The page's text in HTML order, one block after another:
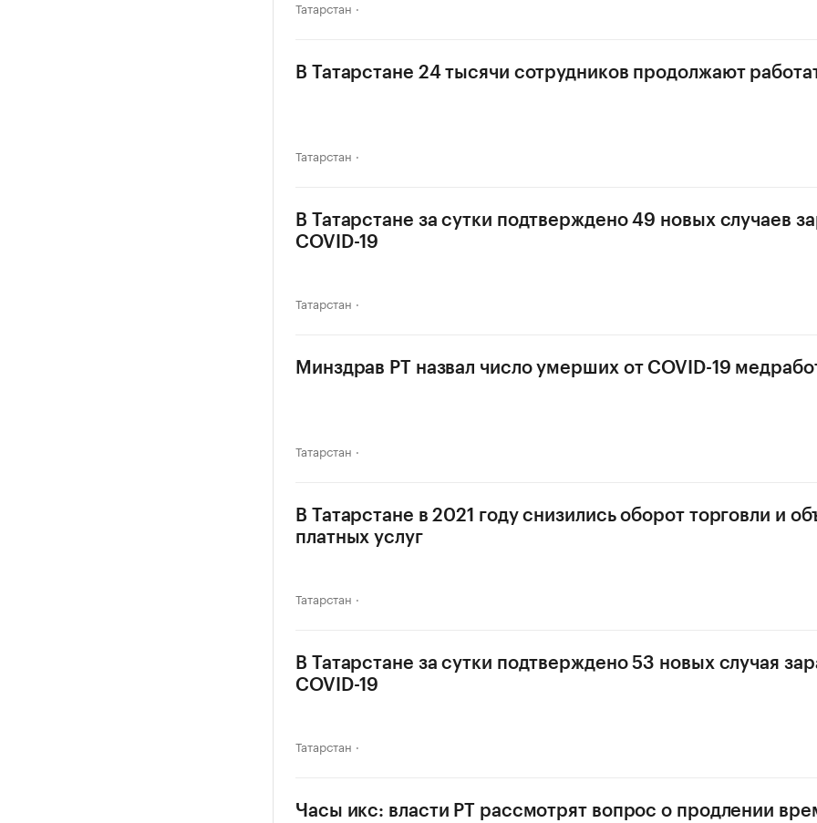
Татарстан
В Татарстане 24 тысячи сотрудников продолжают
Татарстан
В Татарстане за сутки подтверждено 49 новых случаев
COVID-19
Татарстан
Минздрав РТ назвал число умерших от COVID-19
Татарстан
В Татарстане в 2021 году снизились оборот торговли и
платных услуг
Татарстан
В Татарстане за сутки подтверждено 53 новых случая
COVID-19
Татарстан
Часы икс: власти РТ рассмотрят вопрос о продлении